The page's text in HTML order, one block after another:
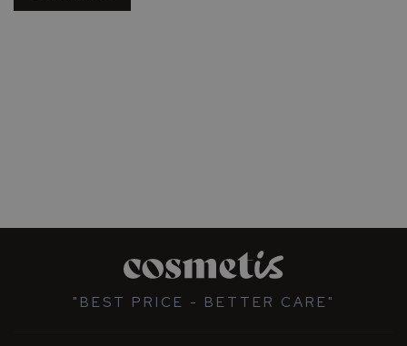
"BEST PRICE - BETTER CARE"